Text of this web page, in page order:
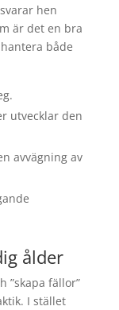
hen
är det en bra
både
utvecklar den
avvägning av
ålder
”skapa fällor”
I stället